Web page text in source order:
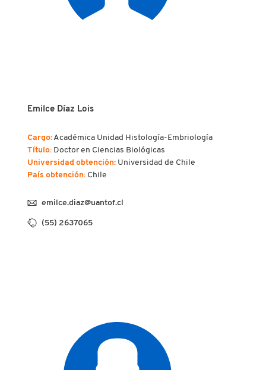
Emilce Díaz Lois
Cargo: Académica Unidad Histología-Embriología
Título: Doctor en Ciencias Biológicas
Universidad obtención: Universidad de Chile
País obtención: Chile
emilce.diaz@uantof.cl
(55) 2637065